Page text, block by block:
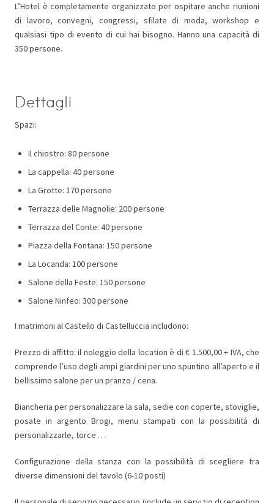
L’Hotel è completamente organizzato per ospitare anche riunioni
di lavoro, convegni, congressi, sfilate di moda, workshop e
qualsiasi tipo di evento di cui hai bisogno. Hanno una capacità di
350 persone.
Dettagli
Spazi:
Il chiostro: 80 persone
La cappella: 40 persone
La Grotte: 170 persone
Terrazza delle Magnolie: 200 persone
Terrazza del Conte: 40 persone
Piazza della Fontana: 150 persone
La Locanda: 100 persone
Salone della Feste: 150 persone
Salone Ninfeo: 300 persone
I matrimoni al Castello di Castelluccia includono:
Prezzo di affitto: il noleggio della location è di € 1.500,00 + IVA, che
comprende l’uso degli ampi giardini per uno spuntino all’aperto e il
bellissimo salone per un pranzo / cena.
Biancheria per personalizzare la sala, sedie con coperte, stoviglie,
posate in argento Brogi, menu stampati con la possibilità di
personalizzarle, torce …
Configurazione della stanza con la possibilità di scegliere tra
diverse dimensioni del tavolo (6-10 posti)